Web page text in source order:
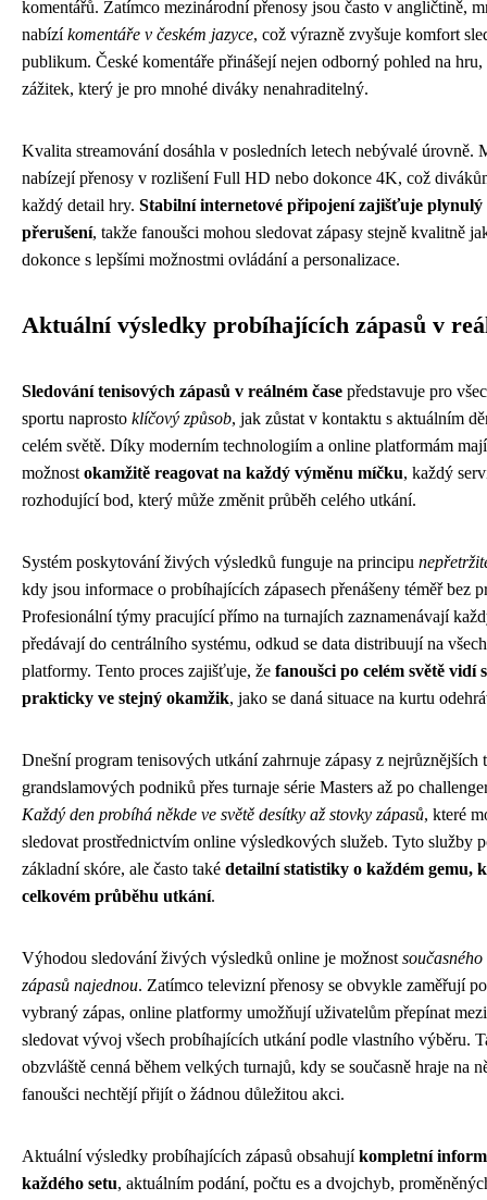
komentářů. Zatímco mezinárodní přenosy jsou často v angličtině,
nabízíkomentáře v českém jazyce, což výrazně zvyšuje komfort
publikum. České komentáře přinášejí nejen odborný pohled na
zážitek, který je pro mnohé diváky nenahraditelný.
Kvalita streamování dosáhla v posledních letech nebývalé úrovně.
nabízejí přenosy v rozlišení Full HD nebo dokonce 4K, což
každý detail hry. Stabilní internetové připojení zajišťuje plynulý
přerušení, takže fanoušci mohou sledovat zápasy stejně kvalitně
dokonce s lepšími možnostmi ovládání a personalizace.
Aktuální výsledky probíhajících zápasů v
Sledování tenisových zápasů v reálném čase představuje pro
sportu naprosto klíčový způsob, jak zůstat v kontaktu s aktuálním
celém světě. Díky moderním technologiím a online platformám
možnost okamžitě reagovat na každý výměnu míčku, každý
rozhodující bod, který může změnit průběh celého utkání.
Systém poskytování živých výsledků funguje na principu
kdy jsou informace o probíhajících zápasech přenášeny téměř bez
Profesionální týmy pracující přímo na turnajích zaznamenávají
předávají do centrálního systému, odkud se data distribuují na
platformy. Tento proces zajišťuje, že fanoušci po celém světě vidí
prakticky ve stejný okamžik, jako se daná situace na kurtu
Dnešní program tenisových utkání zahrnuje zápasy z nejrůznějších
grandslamových podniků přes turnaje série Masters až po
Každý den probíhá někde ve světě desítky až stovky zápasů, které
sledovat prostřednictvím online výsledkových služeb. Tyto služby
základní skóre, ale často také detailní statistiky o každém gemu,
celkovém průběhu utkání.
Výhodou sledování živých výsledků online je možnost
zápasů najednou. Zatímco televizní přenosy se obvykle zaměřují
vybraný zápas, online platformy umožňují uživatelům přepínat
sledovat vývoj všech probíhajících utkání podle vlastního výběru.
obzvláště cenná během velkých turnajů, kdy se současně hraje na
fanoušci nechtějí přijít o žádnou důležitou akci.
Aktuální výsledky probíhajících zápasů obsahujíkompletní
každého setu, aktuálním podání, počtu es a dvojchyb,